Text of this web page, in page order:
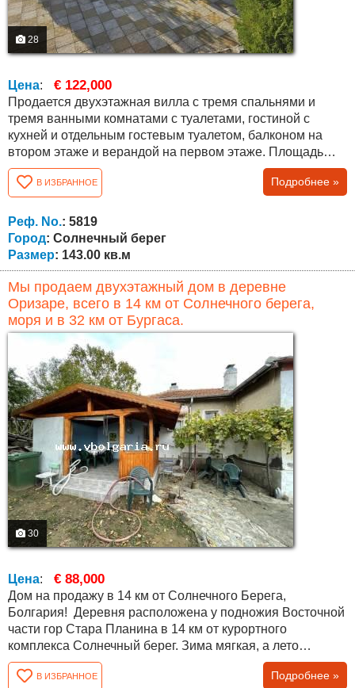
28
Цена: € 122,000
Продается двухэтажная вилла с тремя спальнями и
тремя ванными комнатами с туалетами, гостиной с
кухней и отдельным гостевым туалетом, балконом на
втором этаже и верандой на первом этаже. Площадь
чистая без каких-либо общих частей и составляет 143
кв.м. Вилла полностью закончена с Актом 16 /
разрешение на введение в эксплуатацию/, меблирована
и полностью оборудованная кухня. Комплекс предлагает
роскошную жизнь, благодаря его...
В ИЗБРАННОЕ Подробнее »
Реф. No.: 5819
Город: Солнечный берег
Размер: 143.00 кв.м
Мы продаем двухэтажный дом в деревне
Оризаре, всего в 14 км от Солнечного берега,
моря и в 32 км от Бургаса.
30
Цена: € 88,000
Дом на продажу в 14 км от Солнечного Берега,
Болгария! Деревня расположена у подножия Восточной
части гор Стара Планина в 14 км от курортного
комплекса Солнечный берег. Зима мягкая, а лето
прохладное. Деревня большая, имеется много удобств:
детский сад, библиотека, школа и магазины. Каждый час
В ИЗБРАННОЕ Подробнее »